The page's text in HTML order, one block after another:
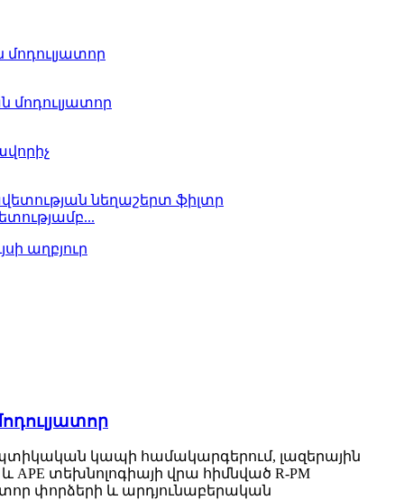
օպտիկական կապի համակարգերում, լազերային
APE տեխնոլոգիայի վրա հիմնված R-PM
փորձերի և արդյունաբերական